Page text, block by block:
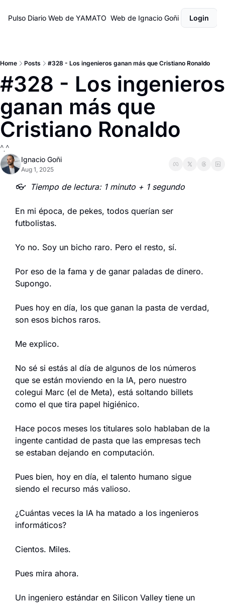
Pulso Diario Web de YAMATO Web de Ignacio Goñi Login
Home Posts #328 - Los ingenieros ganan más que Cristiano Ronaldo
#328 - Los ingenieros
ganan más que
Cristiano Ronaldo
^.^
Ignacio Goñi
Aug 1, 2025
👓  Tiempo de lectura: 1 minuto + 1 segundo
En mi época, de pekes, todos querían ser
futbolistas.
Yo no. Soy un bicho raro. Pero el resto, sí.
Por eso de la fama y de ganar paladas de dinero.
Supongo.
Pues hoy en día, los que ganan la pasta de verdad,
son esos bichos raros.
Me explico.
No sé si estás al día de algunos de los números
que se están moviendo en la IA, pero nuestro
colegui Marc (el de Meta), está soltando billets
como el que tira papel higiénico.
Hace pocos meses los titulares solo hablaban de la
ingente cantidad de pasta que las empresas tech
se estaban dejando en computación.
Pues bien, hoy en día, el talento humano sigue
siendo el recurso más valioso.
¿Cuántas veces la IA ha matado a los ingenieros
informáticos?
Cientos. Miles.
Pues mira ahora.
Un ingeniero estándar en Silicon Valley tiene un